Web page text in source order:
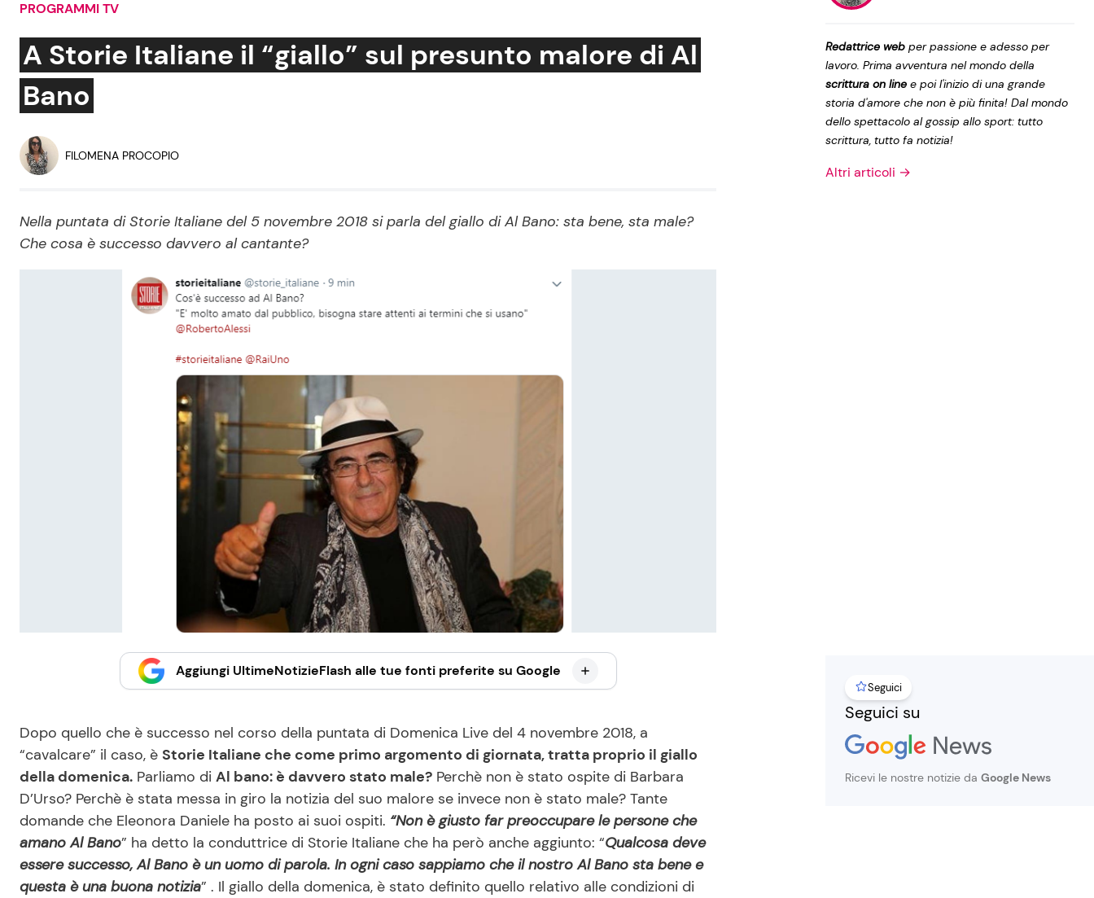
Social News
News dal mondo
Mondo Mamma
News benessere
Viaggi e Turismo
Le Ricette in TV
Ricette Facili e Veloci
Privacy Policy
PROGRAMMI TV
A Storie Italiane il “giallo” sul presunto malore di Al
Bano
FILOMENA PROCOPIO
Nella puntata di Storie Italiane del 5 novembre 2018 si parla del giallo di Al Bano: sta bene, sta male?
Che cosa è successo davvero al cantante?
Aggiungi UltimeNotizieFlash alle tue fonti preferite su Google
Dopo quello che è successo nel corso della puntata di Domenica Live del 4 novembre 2018, a
“cavalcare” il caso, è Storie Italiane che come primo argomento di giornata, tratta proprio il giallo
della domenica. Parliamo di Al bano: è davvero stato male? Perchè non è stato ospite di Barbara
D’Urso? Perchè è stata messa in giro la notizia del suo malore se invece non è stato male? Tante
domande che Eleonora Daniele ha posto ai suoi ospiti. “Non è giusto far preoccupare le persone che
amano Al Bano” ha detto la conduttrice di Storie Italiane che ha però anche aggiunto: “Qualcosa deve
essere successo, Al Bano è un uomo di parola. In ogni caso sappiamo che il nostro Al Bano sta bene e
questa è una buona notizia” . Il giallo della domenica, è stato definito quello relativo alle condizioni di
Redattrice web per passione e adesso per
lavoro. Prima avventura nel mondo della
scrittura on line e poi l'inizio di una grande
storia d'amore che non è più finita! Dal mondo
dello spettacolo al gossip allo sport: tutto
scrittura, tutto fa notizia!
Altri articoli →
Seguici
Seguici su
Ricevi le nostre notizie da Google News